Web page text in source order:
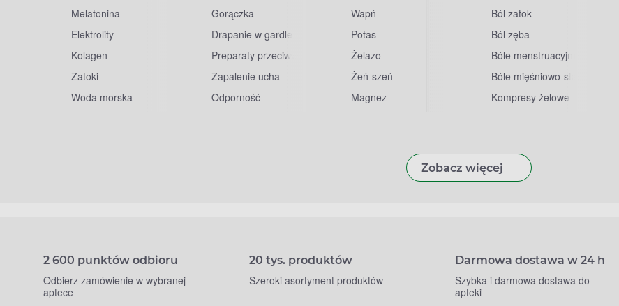
Melatonina
Elektrolity
Kolagen
Zatoki
Woda morska
Gorączka
Drapanie w gardle
Preparaty przeciwwirusowe
Zapalenie ucha
Odporność
Wapń
Potas
Żelazo
Żeń-szeń
Magnez
Ból zatok
Ból zęba
Bóle menstruacyjne
Bóle mięśniowo-stawowe
Kompresy żelowe
Zobacz więcej
2 600 punktów odbioru
Odbierz zamówienie w wybranej
aptece
20 tys. produktów
Szeroki asortyment produktów
Darmowa dostawa w 24 h
Szybka i darmowa dostawa do
apteki